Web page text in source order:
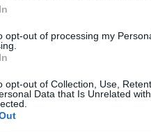
opt-out of processing my
opt-out of Collection, Use,
Data that Is Unrelated
sok területen igenis szükség
működjön is jól. Ebbe pedig